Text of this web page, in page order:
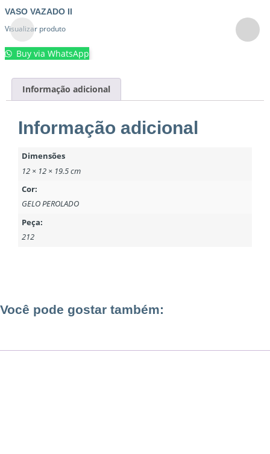
VASO VAZADO II
Visualizar produto
Buy via WhatsApp
Informação adicional
Informação adicional
Dimensões
12 × 12 × 19.5 cm
Cor:
GELO PEROLADO
Peça:
212
Você pode gostar também: